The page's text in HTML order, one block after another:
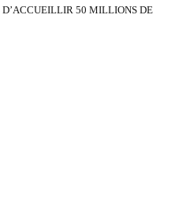
50 MILLIONS DE